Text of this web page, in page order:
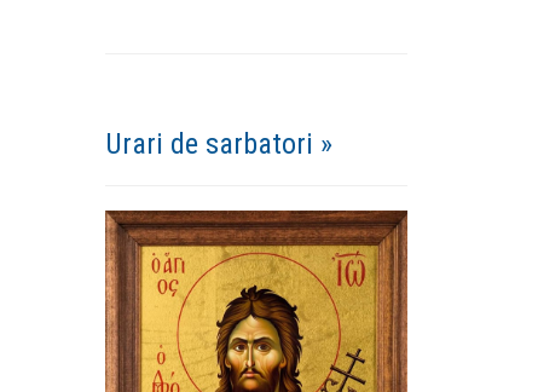
Urari de sarbatori »